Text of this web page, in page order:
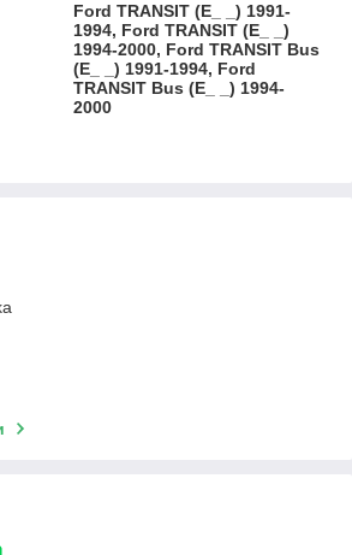
Ford TRANSIT (E_ _) 1991-
1994, Ford TRANSIT (E_ _)
1994-2000, Ford TRANSIT Bus
(E_ _) 1991-1994, Ford
TRANSIT Bus (E_ _) 1994-
2000